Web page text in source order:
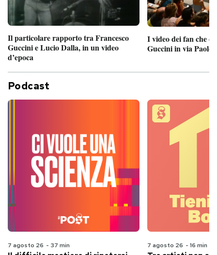
Il particolare rapporto tra Francesco
Guccini e Lucio Dalla, in un video
d’epoca
I video dei fan che
Guccini in via Paolo
Podcast
7 agosto 26 - 37 min 7 agosto 26 - 16 min